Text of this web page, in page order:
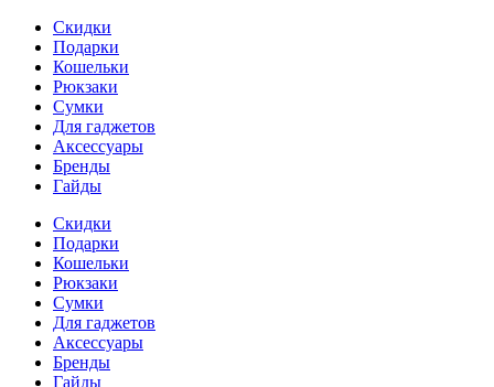
Скидки
Подарки
Кошельки
Рюкзаки
Сумки
Для гаджетов
Аксессуары
Бренды
Гайды
Скидки
Подарки
Кошельки
Рюкзаки
Сумки
Для гаджетов
Аксессуары
Бренды
Гайды